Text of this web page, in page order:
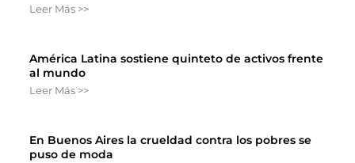
Leer Más >>
América Latina sostiene quinteto de activos frente
al mundo
Leer Más >>
En Buenos Aires la crueldad contra los pobres se
puso de moda